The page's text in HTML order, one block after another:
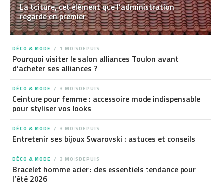
La toiture, cet élément que l’administration
regarde en premier
DÉCO & MODE 1 MOISDEPUIS
Pourquoi visiter le salon alliances Toulon avant
d’acheter ses alliances ?
DÉCO & MODE 3 MOISDEPUIS
Ceinture pour femme : accessoire mode indispensable
pour styliser vos looks
DÉCO & MODE 3 MOISDEPUIS
Entretenir ses bijoux Swarovski : astuces et conseils
DÉCO & MODE 3 MOISDEPUIS
Bracelet homme acier : des essentiels tendance pour
l’été 2026